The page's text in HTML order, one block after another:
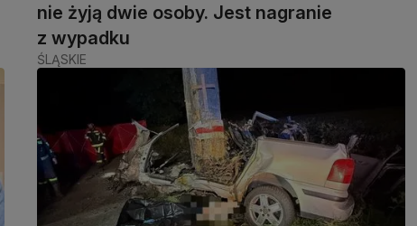
nie żyją dwie osoby. Jest nagranie
z wypadku
ŚLĄSKIE